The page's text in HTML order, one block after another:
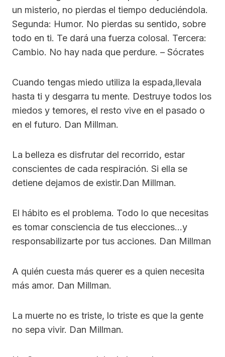
un misterio, no pierdas el tiempo deduciéndola.
Segunda: Humor. No pierdas su sentido, sobre
todo en ti. Te dará una fuerza colosal. Tercera:
Cambio. No hay nada que perdure. – Sócrates
Cuando tengas miedo utiliza la espada,llevala
hasta ti y desgarra tu mente. Destruye todos los
miedos y temores, el resto vive en el pasado o
en el futuro. Dan Millman.
La belleza es disfrutar del recorrido, estar
conscientes de cada respiración. Si ella se
detiene dejamos de existir.Dan Millman.
El hábito es el problema. Todo lo que necesitas
es tomar consciencia de tus elecciones…y
responsabilizarte por tus acciones. Dan Millman
A quién cuesta más querer es a quien necesita
más amor. Dan Millman.
La muerte no es triste, lo triste es que la gente
no sepa vivir. Dan Millman.